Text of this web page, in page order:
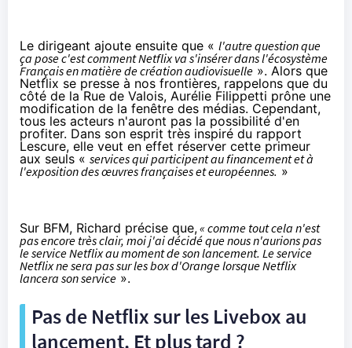
Le dirigeant ajoute ensuite que « l'autre question que
ça pose c'est commentNetflixva s'insérer dans l'écosystème
Français en matière de création audiovisuelle ». Alors que
Netflix se presse à nos frontières, rappelons que du
côté de la Rue de Valois, Aurélie Filippetti prône une
modification de la fenêtre des médias. Cependant,
tous les acteurs n'auront pas la possibilité d'en
profiter. Dans son esprit très inspiré du rapport
Lescure, elle veut en effet réserver cette primeur
aux seuls « services qui participent au financement et à
l'exposition des œuvres françaises et européennes. »
Sur BFM, Richard précise que,« comme tout cela n'est
pas encore très clair, moi j'ai décidé que nous n'aurions pas
le serviceNetflixau moment de son lancement. Le service
Netflixne sera pas sur les box d'OrangelorsqueNetflix
lancera son service ».
Pas de Netflixsur les Livebox au
lancement. Et plus tard ?